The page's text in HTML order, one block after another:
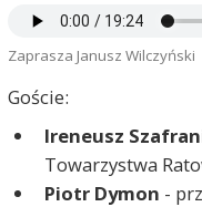
Zaprasza Janusz Wilczyński
Goście:
Ireneusz
Towarzystwa
Piotr Dymon -